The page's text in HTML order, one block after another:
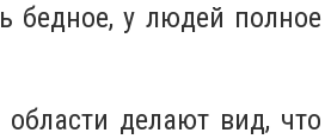
бедное, у людей полное
области делают вид, что